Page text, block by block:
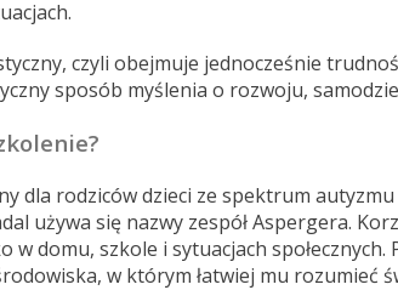
czyli obejmuje jednocześnie
sposób myślenia o rozwoju,
dla rodziców dzieci ze spektrum
używa się nazwy zespół Aspergera.
w domu, szkole i sytuacjach
w którym łatwiej mu rozumieć